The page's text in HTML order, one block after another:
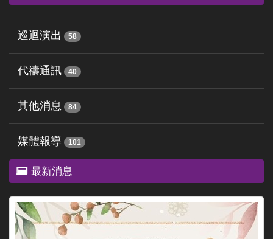
巡迴演出 58
代禱通訊 40
其他消息 84
媒體報導 101
最新消息